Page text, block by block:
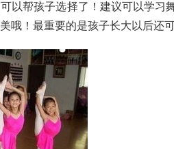
以帮孩子选择了！建议可以学
哦！最重要的是孩子长大以后还